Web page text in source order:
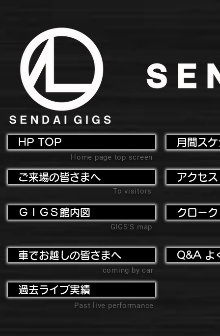
HP TOP
Home page top screen
ご来場の皆さまへ
To visitors
ＧＩＧＳ館内図
GIGS'S map
月間ス
アクセ
クローク
車でお越しの皆さまへ
coming by car
過去ライブ実績
Past live performance
Q&A よ